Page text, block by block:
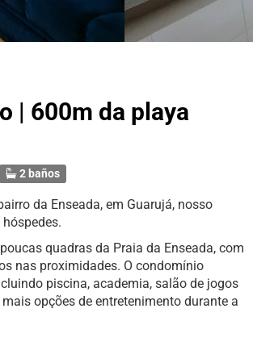
| 600m da playa
2 baños
da Enseada, em Guarujá, nosso
quadras da Praia da Enseada, com
nas proximidades. O condomínio
piscina, academia, salão de jogos
opções de entretenimento durante a